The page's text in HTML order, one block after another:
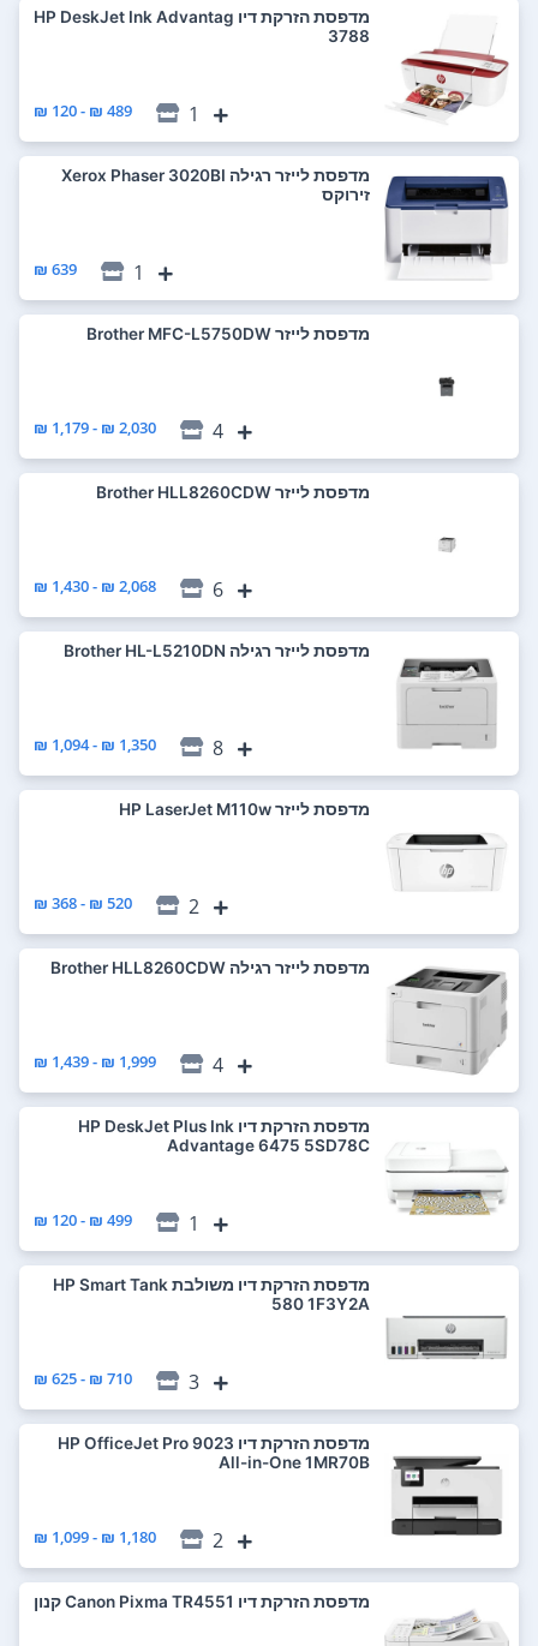
מדפסת ‏הזרקת דיו HP DeskJet Ink Advantag
3788
1
489 ₪ - 120 ₪
מדפסת ‏לייזר ‏רגילה Xerox Phaser 3020BI
זירוקס
1
639 ₪
מדפסת ‏לייזר Brother MFC-L5750DW
4
2,030 ₪ - 1,179 ₪
מדפסת ‏לייזר Brother HLL8260CDW
6
2,068 ₪ - 1,430 ₪
מדפסת ‏לייזר ‏רגילה Brother HL-L5210DN
8
1,350 ₪ - 1,094 ₪
מדפסת ‏לייזר HP LaserJet M110w
2
520 ₪ - 368 ₪
מדפסת ‏לייזר ‏רגילה Brother HLL8260CDW
4
1,999 ₪ - 1,439 ₪
מדפסת ‏הזרקת דיו HP DeskJet Plus Ink
Advantage 6475 5SD78C
1
499 ₪ - 120 ₪
מדפסת ‏הזרקת דיו ‏משולבת HP Smart Tank
580 1F3Y2A
3
710 ₪ - 625 ₪
מדפסת ‏הזרקת דיו HP OfficeJet Pro 9023
All-in-One 1MR70B
2
1,180 ₪ - 1,099 ₪
מדפסת ‏הזרקת דיו Canon Pixma TR4551 קנון